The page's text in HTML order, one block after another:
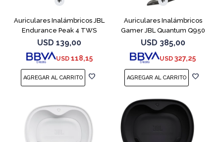
Auriculares Inalámbricos JBL
Endurance Peak 4 TWS
Blanco
USD 139,00
USD 118,15
Auriculares Inalámbricos
Gamer JBL Quantum Q950
Negro
USD 385,00
USD 327,25